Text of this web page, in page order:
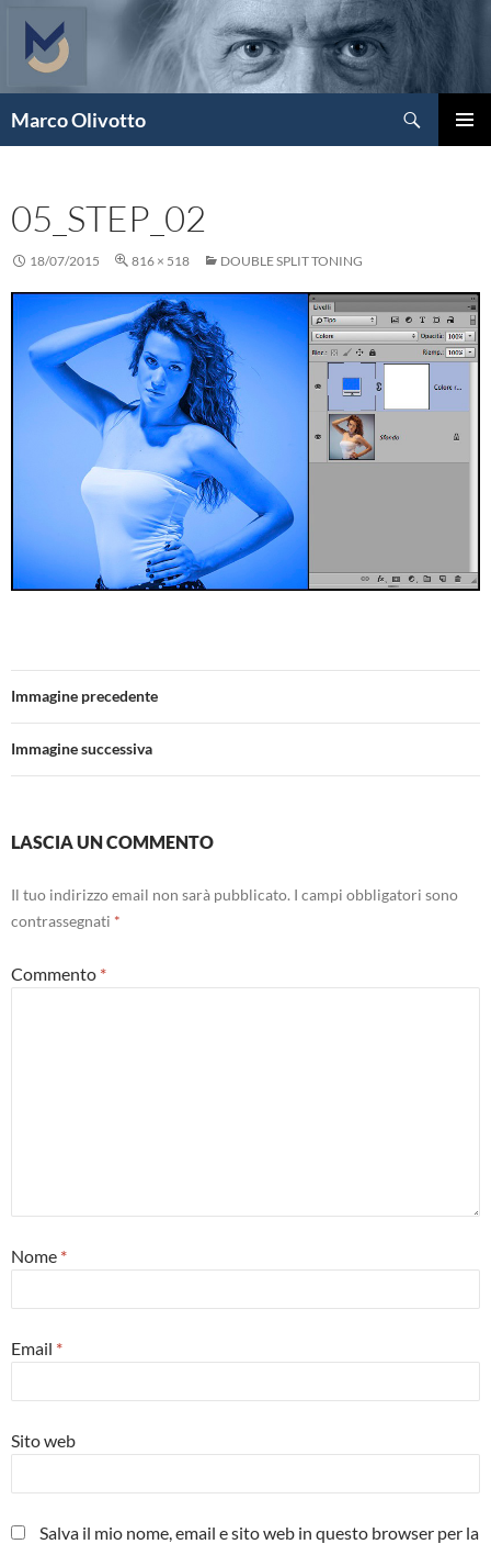
contenuto
Marco Olivotto
05_STEP_02
18/07/2015 816 × 518 DOUBLE SPLIT TONING
Immagine precedente
Immagine successiva
LASCIA UN COMMENTO
Il tuo indirizzo email non sarà pubblicato. I campi obbligatori sono
contrassegnati *
Commento *
Nome *
Email *
Sito web
Salva il mio nome, email e sito web in questo browser per la